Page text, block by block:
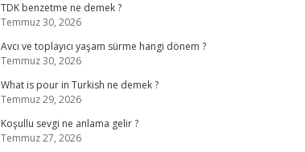
TDK benzetme ne demek ?
Temmuz 30, 2026
Avcı ve toplayıcı yaşam sürme hangi dönem ?
Temmuz 30, 2026
What is pour in Turkish ne demek ?
Temmuz 29, 2026
Koşullu sevgi ne anlama gelir ?
Temmuz 27, 2026